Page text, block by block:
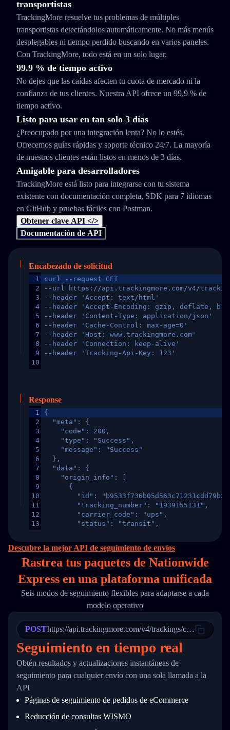
transportistas
TrackingMore resuelve tus problemas de múltiples
transportistas detectándolos automáticamente. No más menús
desplegables ni tiempo perdido buscando en varios paneles.
Con TrackingMore, todo está en un solo lugar.
99.9 % de tiempo activo
No dejes que las caídas afecten tu cuota de mercado ni la
confianza de tus clientes. Nuestra API ofrece un 99,9 % de
tiempo activo.
Listo para usar en tan solo 3 días
¿Preocupado por una integración lenta? No lo estés.
Ofrecemos guías rápidas y soporte técnico 24/7. La mayoría
de nuestros clientes están listos en menos de 3 días.
Amigable para desarrolladores
TrackingMore está listo para integrarse con tu sistema
existente con documentación completa, SDK para 7 idiomas
en GitHub y pruebas fáciles con Postman.
Obtener clave API </>
Documentación de API
Encabezado de solicitud
1
2
3
4
5
6
7
8
9
10
curl --request GET
--url https://api.trackingmore.com/v4/trackings/
--header 'Accept: text/html'
--header 'Accept-Encoding: gzip, deflate,
--header 'Content-Type: application/json'
--header 'Cache-Control: max-age=0'
--header 'Host: www.trackingmore.com'
--header 'Connection: keep-alive'
--header 'Tracking-Api-Key: 123'
Response
1
2
3
4
5
6
7
8
9
10
11
12
13
16
17
19
21
24
26
27
28
29
32
34
{
  "meta": {
    "code": 200,
    "type": "Success",
    "message": "Success"
  },
  "data": {
    "origin_info": [
      {
"id":
        "tracking_number": "1939155131",
        "carrier_code": "ups",
        "status": "transit",
        "itemTimeLength": 2,
        "weblink": "",
        "phone": null,
        "trackinfo": [
          {
            "Date": "2017-03-08 04: 22: 00",
"StatusDescription": "Departed
          },
          {
            "Date": "2017-03-06 15:28:00",
"StatusDescription": "Shipment
"Details": "BEIJING-
          }
        ]
    ]
}
Descubre la mejor API de seguimiento de envíos
Rastrea tus paquetes de Nationwide
Express en una plataforma unificada
Seis modos de seguimiento flexibles para adaptarse a cada
modelo operativo
POSThttps://api.trackingmore.com/v4/trackings/create
Seguimiento en tiempo real
Obtén resultados y actualizaciones instantáneas de
seguimiento para cualquier envío con una sola llamada a la
API
Páginas de seguimiento de pedidos de eCommerce
Reducción de consultas WISMO